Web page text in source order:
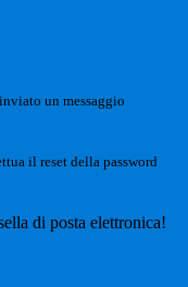
un messaggio
il reset della password
di posta elettronica!